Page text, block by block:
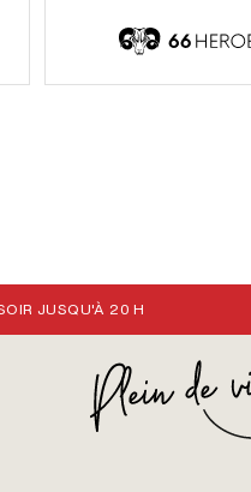
JUSQU'À 20 H